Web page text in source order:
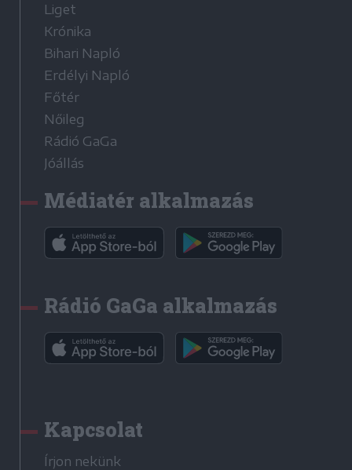
Liget
Krónika
Bihari Napló
Erdélyi Napló
Főtér
Nőileg
Rádió GaGa
Jóállás
Médiatér alkalmazás
Rádió GaGa alkalmazás
Kapcsolat
Írjon nekünk